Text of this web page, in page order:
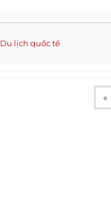
Du lịch quốc tế
«